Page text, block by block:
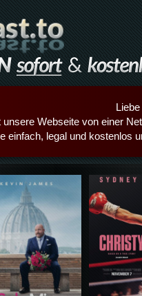
Webseite von einer
einfach, legal und kostenlos